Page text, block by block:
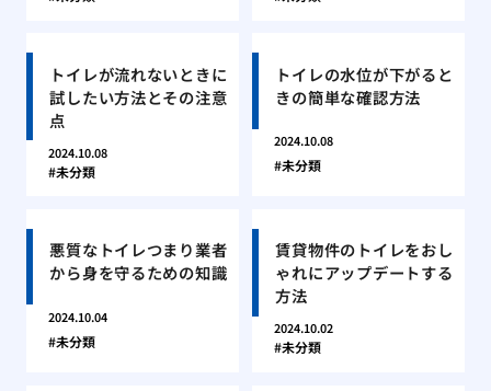
トイレが流れないときに
試したい方法とその注意
点
2024.10.08
未分類
トイレの水位が下がると
きの簡単な確認方法
2024.10.08
未分類
悪質なトイレつまり業者
から身を守るための知識
2024.10.04
未分類
賃貸物件のトイレをおし
ゃれにアップデートする
方法
2024.10.02
未分類